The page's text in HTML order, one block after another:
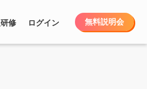
修 ログイン 無料説明会